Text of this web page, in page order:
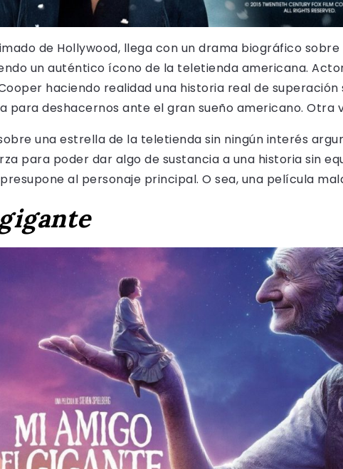
de Hollywood, llega con un drama biográfico
un auténtico ícono de la teletienda americana.
haciendo realidad una historia real de
para deshacernos ante el gran sueño americano. Otra
una estrella de la teletienda sin ningún interés
para poder dar algo de sustancia a una historia sin
al personaje principal. O sea, una película